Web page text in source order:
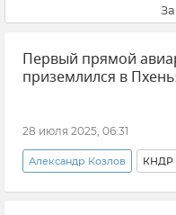
Первый прямой
приземлился в
28 июля 2025, 06:31
Александр Козлов КНДР
Россия